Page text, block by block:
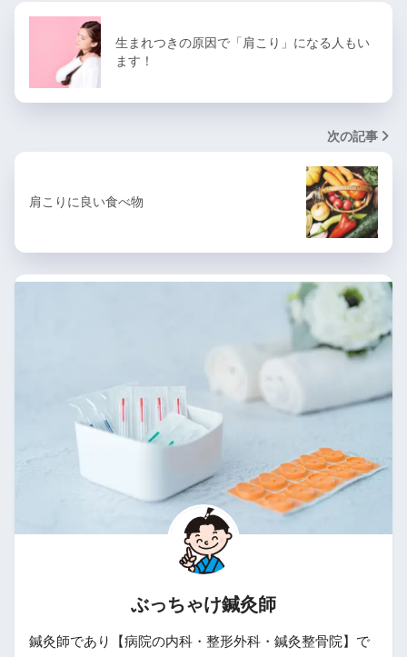
生まれつきの原因で「肩こり」になる人もい
ます！
次の記事
肩こりに良い食べ物
ぶっちゃけ鍼灸師
鍼灸師であり【病院の内科・整形外科・鍼灸整骨院】で